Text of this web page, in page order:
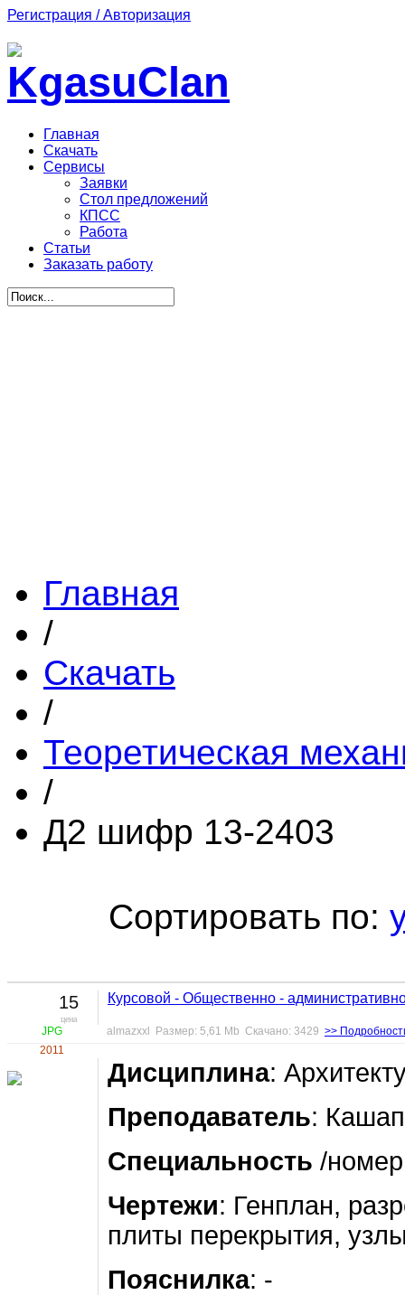
Регистрация / Авторизация
Главная
Скачать
Сервисы
Заявки
Стол предложений
КПСС
Работа
Статьи
Заказать работу
Главная
/
Скачать
/
Теоретическая
/
Д2 шифр 13-2403
Сортировать по:
15
цена
JPG
2011
Курсовой - Общественно -
almazxxl Размер: 5,61 Mb Скачано: 3429 >>
Дисциплина:
Преподаватель:
Специальность /
Чертежи: Генплан,
плиты перекрытия,
Пояснилка: -